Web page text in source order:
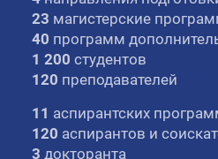
23 магистерские
40 программ
1 200 студентов
120 преподавателей
11 аспирантских
120 аспирантов и
3 докторанта